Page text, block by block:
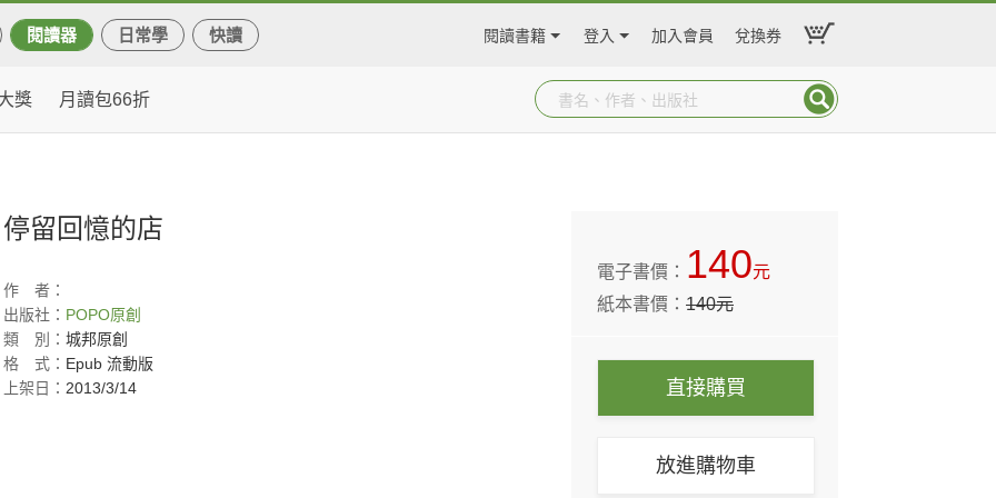
閱讀器 日常學 快讀 閱讀書籍 登入 加入會員 兌換券
獎 月讀包66折
停留回憶的店
作
者：
出版社： POPO原創
類
別： 城邦原創
格
式： Epub 流動版
上架日： 2013/3/14
電子書價： 140元
紙本書價：140元
直接購買
放進購物車